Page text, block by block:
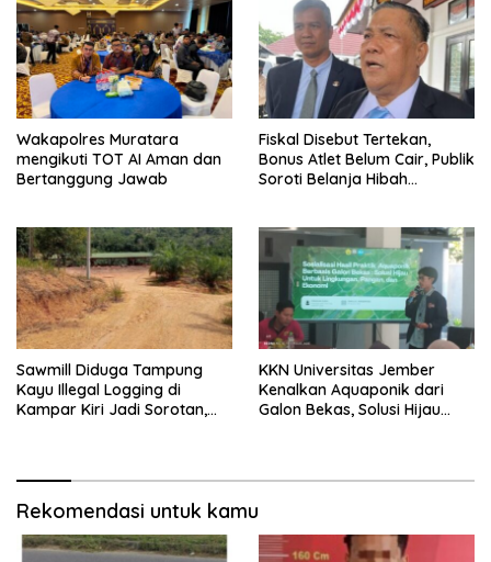
Wakapolres Muratara
mengikuti TOT AI Aman dan
Bertanggung Jawab
Fiskal Disebut Tertekan,
Bonus Atlet Belum Cair, Publik
Soroti Belanja Hibah
Sawmill Diduga Tampung
Kayu Illegal Logging di
Kampar Kiri Jadi Sorotan,
KKN Universitas Jember
Kenalkan Aquaponik dari
Galon Bekas, Solusi Hijau
Rekomendasi untuk kamu